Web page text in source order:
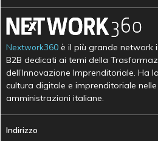
Nextwork360 è il più grande network
B2B dedicati ai temi della
dell’Innovazione Imprenditoriale. Ha
cultura digitale e imprenditoriale
amministrazioni italiane.
Indirizzo